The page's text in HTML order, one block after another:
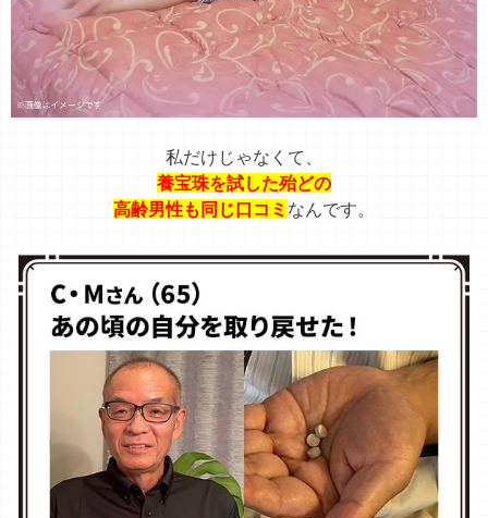
私だけじゃなくて、
養宝珠を試した殆どの
高齢男性も同じ口コミ なんです。